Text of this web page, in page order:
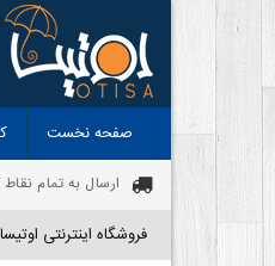
صفحه نخست
ارسال به تمام
فروشگاه اینترنتی اوتیسا